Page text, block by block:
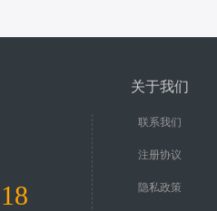
关于我们
联系我们
注册协议
隐私政策